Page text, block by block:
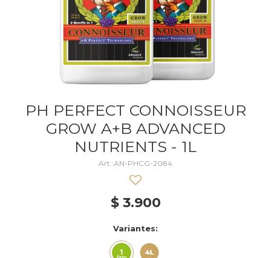
PH PERFECT CONNOISSEUR
GROW A+B ADVANCED
NUTRIENTS - 1L
AN-PHCG-2084
$ 3.900
Variantes: